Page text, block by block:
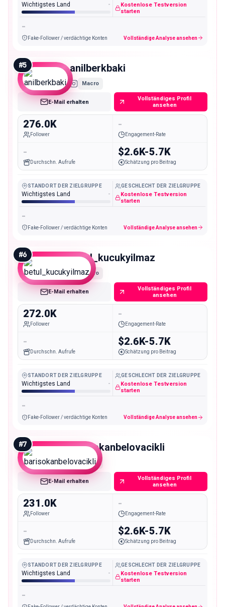
Wichtigstes Land -
Kostenlose Testversion
starten
-
Fake-Follower / verdächtige Konten Vollständige Analyse ansehen
#5 anilberkbaki
Macro
E-Mail erhalten
Vollständiges Profil
ansehen
276.0K
Follower
-
Engagement-Rate
-
Durchschn. Aufrufe
$2.6K-5.7K
Schätzung pro Beitrag
STANDORT DER ZIELGRUPPE
Wichtigstes Land -
GESCHLECHT DER ZIELGRUPPE
Kostenlose Testversion
starten
-
Fake-Follower / verdächtige Konten Vollständige Analyse ansehen
#6 betul_kucukyilmaz
Macro
E-Mail erhalten
Vollständiges Profil
ansehen
272.0K
Follower
-
Engagement-Rate
-
Durchschn. Aufrufe
$2.6K-5.7K
Schätzung pro Beitrag
STANDORT DER ZIELGRUPPE
Wichtigstes Land -
GESCHLECHT DER ZIELGRUPPE
Kostenlose Testversion
starten
-
Fake-Follower / verdächtige Konten Vollständige Analyse ansehen
#7 barisokanbelovacikli
Macro
E-Mail erhalten
Vollständiges Profil
ansehen
231.0K
Follower
-
Engagement-Rate
-
Durchschn. Aufrufe
$2.6K-5.7K
Schätzung pro Beitrag
STANDORT DER ZIELGRUPPE
Wichtigstes Land -
GESCHLECHT DER ZIELGRUPPE
Kostenlose Testversion
starten
-